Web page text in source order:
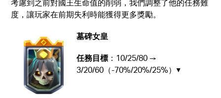
考慮到之前對國王生命值的削弱，我們調整了他的任務難
度，讓玩家在前期失利時能獲得更多獎勵。
墓碑女皇
任務目標 ：10/25/80 →
3/20/60（-70%/20%/25%）▼